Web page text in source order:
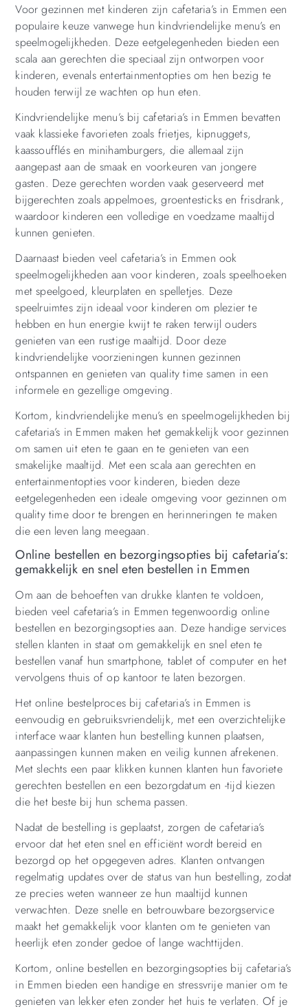
Voor gezinnen met kinderen zijn cafetaria’s in Emmen een
populaire keuze vanwege hun kindvriendelijke menu’s en
speelmogelijkheden. Deze eetgelegenheden bieden een
scala aan gerechten die speciaal zijn ontworpen voor
kinderen, evenals entertainmentopties om hen bezig te
houden terwijl ze wachten op hun eten.
Kindvriendelijke menu’s bij cafetaria’s in Emmen bevatten
vaak klassieke favorieten zoals frietjes, kipnuggets,
kaassoufflés en minihamburgers, die allemaal zijn
aangepast aan de smaak en voorkeuren van jongere
gasten. Deze gerechten worden vaak geserveerd met
bijgerechten zoals appelmoes, groentesticks en frisdrank,
waardoor kinderen een volledige en voedzame maaltijd
kunnen genieten.
Daarnaast bieden veel cafetaria’s in Emmen ook
speelmogelijkheden aan voor kinderen, zoals speelhoeken
met speelgoed, kleurplaten en spelletjes. Deze
speelruimtes zijn ideaal voor kinderen om plezier te
hebben en hun energie kwijt te raken terwijl ouders
genieten van een rustige maaltijd. Door deze
kindvriendelijke voorzieningen kunnen gezinnen
ontspannen en genieten van quality time samen in een
informele en gezellige omgeving.
Kortom, kindvriendelijke menu’s en speelmogelijkheden bij
cafetaria’s in Emmen maken het gemakkelijk voor gezinnen
om samen uit eten te gaan en te genieten van een
smakelijke maaltijd. Met een scala aan gerechten en
entertainmentopties voor kinderen, bieden deze
eetgelegenheden een ideale omgeving voor gezinnen om
quality time door te brengen en herinneringen te maken
die een leven lang meegaan.
Online bestellen en bezorgingsopties bij cafetaria’s:
gemakkelijk en snel eten bestellen in Emmen
Om aan de behoeften van drukke klanten te voldoen,
bieden veel cafetaria’s in Emmen tegenwoordig online
bestellen en bezorgingsopties aan. Deze handige services
stellen klanten in staat om gemakkelijk en snel eten te
bestellen vanaf hun smartphone, tablet of computer en het
vervolgens thuis of op kantoor te laten bezorgen.
Het online bestelproces bij cafetaria’s in Emmen is
eenvoudig en gebruiksvriendelijk, met een overzichtelijke
interface waar klanten hun bestelling kunnen plaatsen,
aanpassingen kunnen maken en veilig kunnen afrekenen.
Met slechts een paar klikken kunnen klanten hun favoriete
gerechten bestellen en een bezorgdatum en -tijd kiezen
die het beste bij hun schema passen.
Nadat de bestelling is geplaatst, zorgen de cafetaria’s
ervoor dat het eten snel en efficiënt wordt bereid en
bezorgd op het opgegeven adres. Klanten ontvangen
regelmatig updates over de status van hun bestelling, zodat
ze precies weten wanneer ze hun maaltijd kunnen
verwachten. Deze snelle en betrouwbare bezorgservice
maakt het gemakkelijk voor klanten om te genieten van
heerlijk eten zonder gedoe of lange wachttijden.
Kortom, online bestellen en bezorgingsopties bij cafetaria’s
in Emmen bieden een handige en stressvrije manier om te
genieten van lekker eten zonder het huis te verlaten. Of je